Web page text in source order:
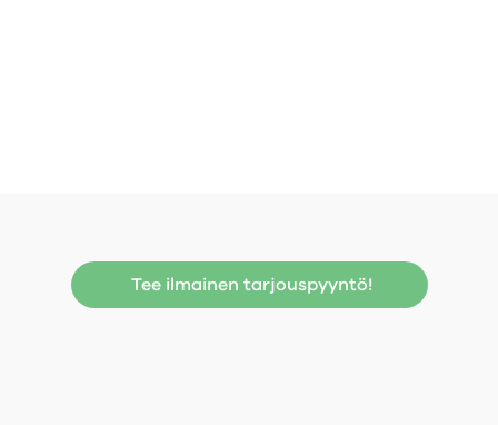
Tee ilmainen tarjouspyyntö!